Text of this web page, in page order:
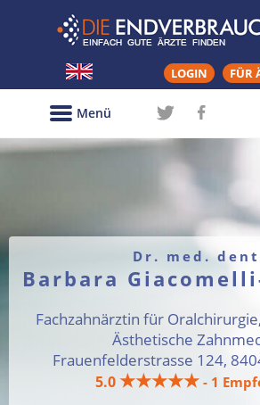
LOGIN FÜR
Menü
Dr. med.
Barbara
Fachzahnärztin für
Ästhetische
Frauenfelderstrasse 124,
5.0★★★★★ - 1